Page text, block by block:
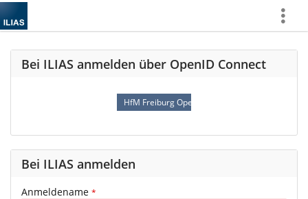
Bei ILIAS anmelden über OpenID Connect
HfM Freiburg OpenID Connect
Bei ILIAS anmelden
Anmeldename *